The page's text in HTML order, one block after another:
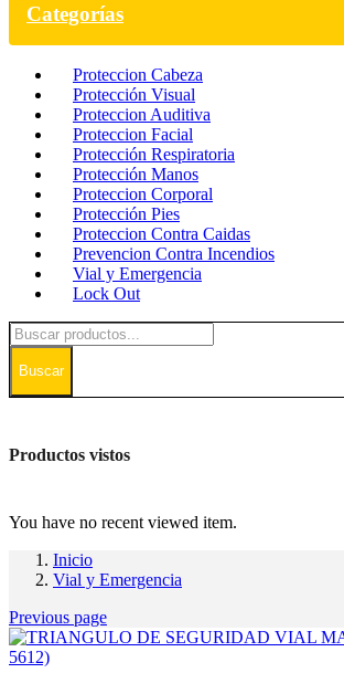
Categorías
Proteccion Cabeza
Protección Visual
Proteccion Auditiva
Proteccion Facial
Protección Respiratoria
Protección Manos
Proteccion Corporal
Protección Pies
Proteccion Contra Caidas
Prevencion Contra Incendios
Vial y Emergencia
Lock Out
Buscar
Productos vistos
You have no recent viewed item.
Inicio
Vial y Emergencia
Previous page